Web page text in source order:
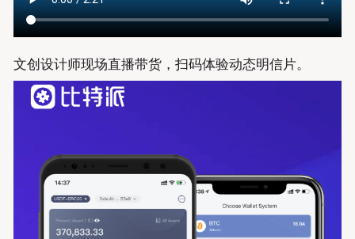
文创设计师现场直播带货，扫码体验动态明信片。